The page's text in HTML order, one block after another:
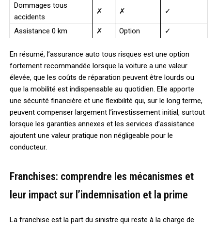
Dommages tous
accidents
✗ ✗ ✓
Assistance 0 km ✗ Option ✓
En résumé, l’assurance auto tous risques est une option
fortement recommandée lorsque la voiture a une valeur
élevée, que les coûts de réparation peuvent être lourds ou
que la mobilité est indispensable au quotidien. Elle apporte
une sécurité financière et une flexibilité qui, sur le long terme,
peuvent compenser largement l’investissement initial, surtout
lorsque les garanties annexes et les services d’assistance
ajoutent une valeur pratique non négligeable pour le
conducteur.
Franchises: comprendre les mécanismes et
leur impact sur l’indemnisation et la prime
La franchise est la part du sinistre qui reste à la charge de